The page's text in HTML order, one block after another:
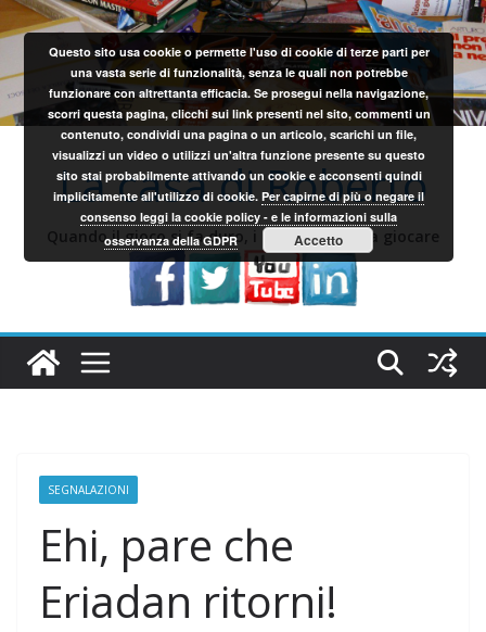
Salta
al
contenuto
La casa di Roberto
Quando il gioco si fa duro, i sardi iniziano a giocare
SEGNALAZIONI
Ehi, pare che
Eriadan ritorni!
Questo sito usa cookie o permette l'uso di cookie di terze parti per
una vasta serie di funzionalità, senza le quali non potrebbe
funzionare con altrettanta efficacia. Se prosegui nella navigazione,
scorri questa pagina, clicchi sui link presenti nel sito, commenti un
contenuto, condividi una pagina o un articolo, scarichi un file,
visualizzi un video o utilizzi un'altra funzione presente su questo
sito stai probabilmente attivando un cookie e acconsenti quindi
implicitamente all'utilizzo di cookie.Per capirne di più o negare il
consenso leggi la cookie policy - e le informazioni sulla
osservanza della GDPR
Accetto